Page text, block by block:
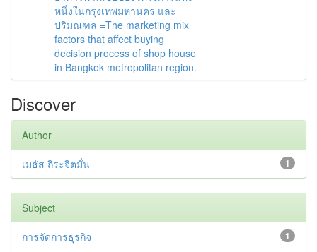
หนึ่งในกรุงเทพมหานคร และ
ปริมณฑล =The marketing mix
factors that affect buying
decision process of shop house
in Bangkok metropolitan region.
Discover
Author
1
เมธัส ถิระจิตมั่น
Subject
1
การจัดการธุรกิจ